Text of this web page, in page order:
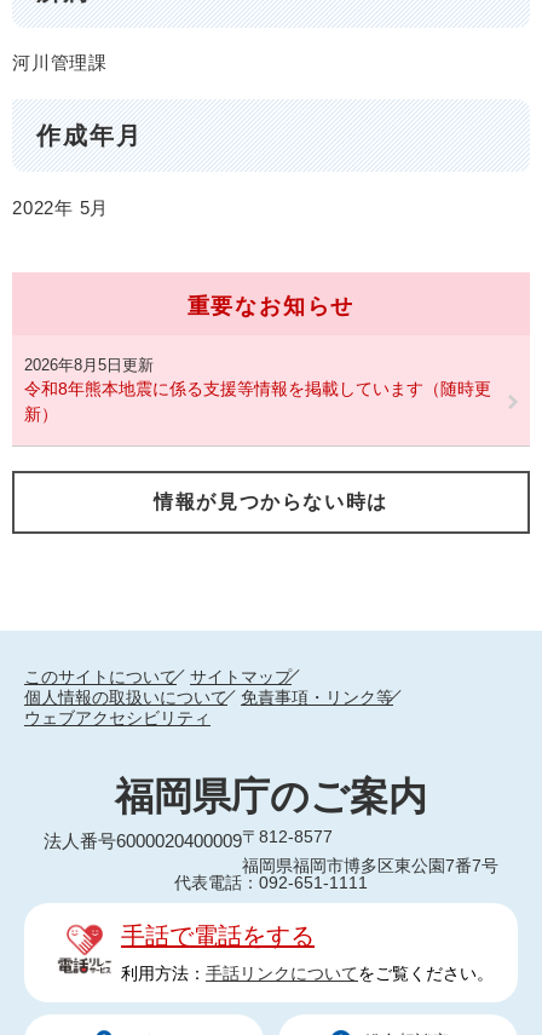
河川管理課
作成年月
2022年 5月
重要なお知らせ
2026年8月5日更新
令和8年熊本地震に係る支援等情報を掲載しています（随時更
新）
情報が見つからない時は
このサイトについて
サイトマップ
個人情報の取扱いについて
免責事項・リンク等
ウェブアクセシビリティ
福岡県庁のご案内
法人番号6000020400009〒812-8577
福岡県福岡市博多区東公園7番7号
代表電話：092-651-1111
手話で電話をする
利用方法： 手話リンクについてをご覧ください。